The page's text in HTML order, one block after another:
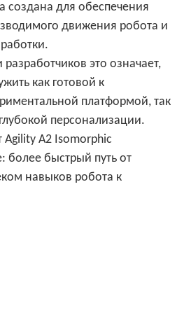
создана для обеспечения
движения робота и
это означает,
как готовой к
платформой, так
персонализации.